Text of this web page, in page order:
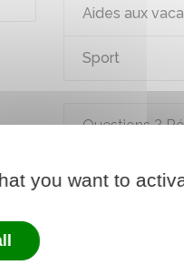
Aides aux
Sport
Questions ?
Qu'est-ce
éducatif ?
you want to